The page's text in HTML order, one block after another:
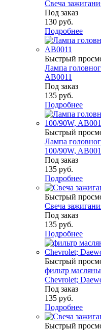
Свеча
Под заказ
130 руб.
Подробнее
Быстрый
Лампа
AB0011
Под заказ
135 руб.
Подробнее
Быстрый
Лампа
100/90W,
Под заказ
135 руб.
Подробнее
Быстрый
Свеча
Под заказ
135 руб.
Подробнее
Быстрый
фильтр
Chevrolet;
Под заказ
135 руб.
Подробнее
Быстрый